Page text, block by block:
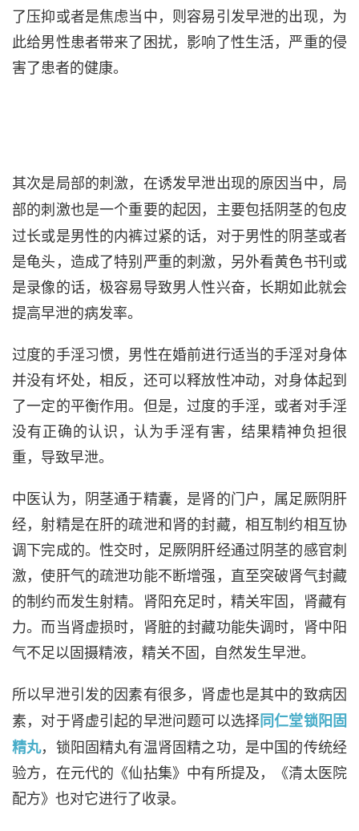
了压抑或者是焦虑当中，则容易引发早泄的出现，为
此给男性患者带来了困扰，影响了性生活，严重的侵
害了患者的健康。
其次是局部的刺激，在诱发早泄出现的原因当中，局
部的刺激也是一个重要的起因，主要包括阴茎的包皮
过长或是男性的内裤过紧的话，对于男性的阴茎或者
是龟头，造成了特别严重的刺激，另外看黄色书刊或
是录像的话，极容易导致男人性兴奋，长期如此就会
提高早泄的病发率。
过度的手淫习惯，男性在婚前进行适当的手淫对身体
并没有坏处，相反，还可以释放性冲动，对身体起到
了一定的平衡作用。但是，过度的手淫，或者对手淫
没有正确的认识，认为手淫有害，结果精神负担很
重，导致早泄。
中医认为，阴茎通于精囊，是肾的门户，属足厥阴肝
经，射精是在肝的疏泄和肾的封藏，相互制约相互协
调下完成的。性交时，足厥阴肝经通过阴茎的感官刺
激，使肝气的疏泄功能不断增强，直至突破肾气封藏
的制约而发生射精。肾阳充足时，精关牢固，肾藏有
力。而当肾虚损时，肾脏的封藏功能失调时，肾中阳
气不足以固摄精液，精关不固，自然发生早泄。
所以早泄引发的因素有很多，肾虚也是其中的致病因
素，对于肾虚引起的早泄问题可以选择同仁堂锁阳固
精丸，锁阳固精丸有温肾固精之功，是中国的传统经
验方，在元代的《仙拈集》中有所提及，《清太医院
配方》也对它进行了收录。